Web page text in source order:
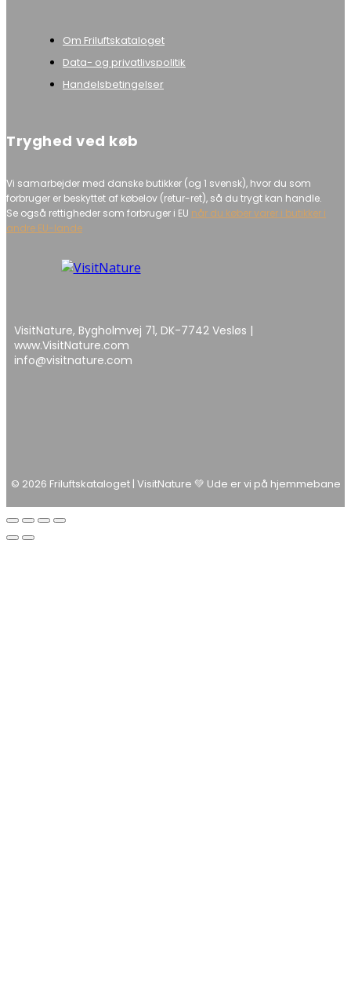
Om Friluftskataloget
Data- og privatlivspolitik
Handelsbetingelser
Tryghed ved køb
Vi samarbejder med danske butikker (og 1 svensk), hvor du som
forbruger er beskyttet af købelov (retur-ret), så du trygt kan handle.
Se også rettigheder som forbruger i EU når du køber varer i butikker i
andre EU-lande
VisitNature, Bygholmvej 71, DK-7742 Vesløs |
www.VisitNature.com
info@visitnature.com
© 2026 Friluftskataloget | VisitNature 💚 Ude er vi på hjemmebane